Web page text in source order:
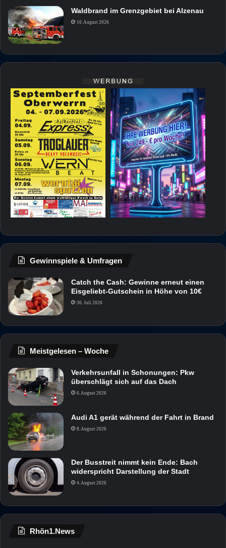
Waldbrand im Grenzgebiet bei Alzenau
10. August 2026
Gewinnspiele & Umfragen
Catch the Cash: Gewinne erneut einen
Eisgeliebt-Gutschein in Höhe von 10€
30. Juli 2026
Meistgelesen – Woche
Verkehrsunfall in Schonungen: Pkw
überschlägt sich auf das Dach
6. August 2026
Audi A1 gerät während der Fahrt in Brand
8. August 2026
Der Busstreit nimmt kein Ende: Bach
widerspricht Darstellung der Stadt
4. August 2026
Rhön1.News